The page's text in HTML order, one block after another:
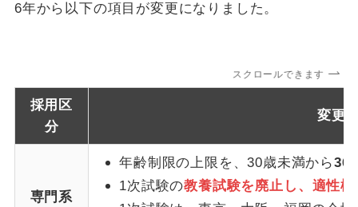
6年から以下の項目が変更になりました。
スクロールできます
採用区
分
変更
専門系
年齢制限の上限を、30歳未満から36
1次試験の教養試験を廃止し、適性